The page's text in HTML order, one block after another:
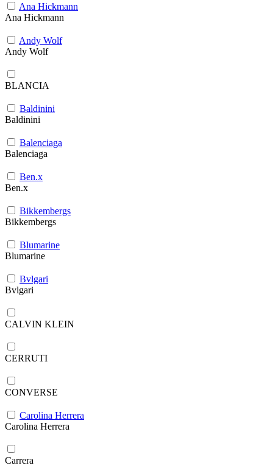
Ana Hickmann
Ana Hickmann
Andy Wolf
Andy Wolf
BLANCIA
Baldinini
Baldinini
Balenciaga
Balenciaga
Ben.x
Ben.x
Bikkembergs
Bikkembergs
Blumarine
Blumarine
Bvlgari
Bvlgari
CALVIN KLEIN
CERRUTI
CONVERSE
Carolina Herrera
Carolina Herrera
Carrera